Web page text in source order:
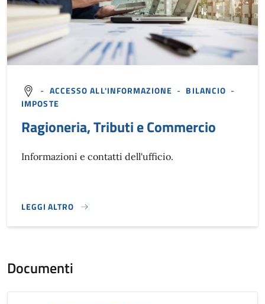
- ACCESSO ALL'INFORMAZIONE - BILANCIO -
IMPOSTE
Ragioneria, Tributi e Commercio
Informazioni e contatti dell'ufficio.
LEGGI ALTRO
}
Documenti